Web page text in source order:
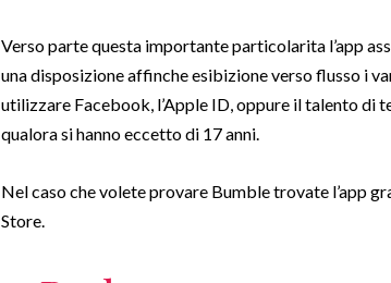
Verso parte questa importante particolarita l’app
una disposizione affinche esibizione verso flusso i
utilizzare Facebook, l’Apple ID, oppure il talento di
qualora si hanno eccetto di 17 anni.
Nel caso che volete provare Bumble trovate l’app
Store.